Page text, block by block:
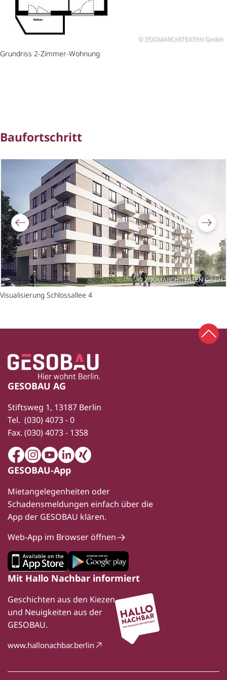
ZOOMARCHITEKTEN GmbH
Grundriss 2-Zimmer-Wohnung
Baufortschritt
Bildergalerie überspringen
ZOOMARCHITEKTEN GmbH
Visualisierung Schlossallee 4
Fußbereich
Zur Startseite
GESOBAU AG
Stiftsweg 1, 13187 Berlin
Tel. (030) 4073 - 0
Fax. (030) 4073 - 1358
FacebookInstagram
YoutubeLinkedIn
Xing
GESOBAU-App
Mietangelegenheiten oder
Schadensmeldungen einfach über die
App der GESOBAU klären.
Web-App im Browser öffnen
Mit Hallo Nachbar informiert
Geschichten aus den Kiezen
und Neuigkeiten aus der
GESOBAU.
www.hallonachbar.berlin